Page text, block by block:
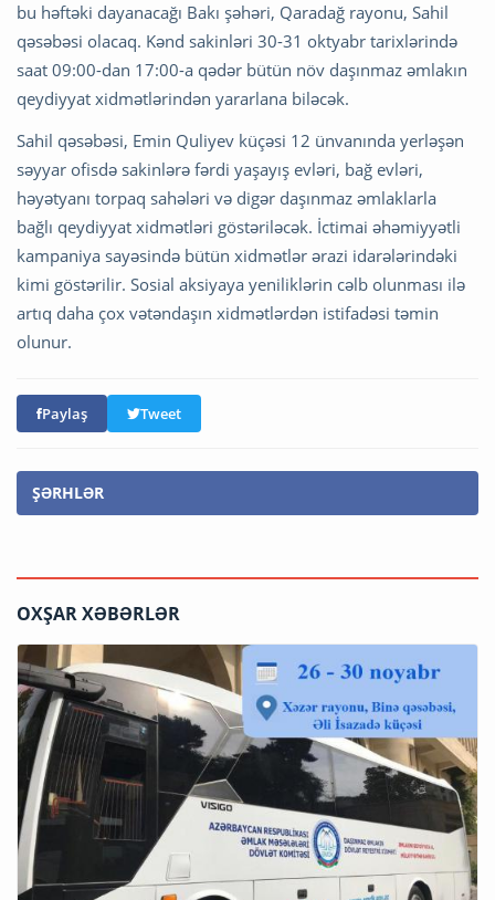
bu həftəki dayanacağı Bakı şəhəri, Qaradağ rayonu, Sahil
qəsəbəsi olacaq. Kənd sakinləri 30-31 oktyabr tarixlərində
saat 09:00-dan 17:00-a qədər bütün növ daşınmaz əmlakın
qeydiyyat xidmətlərindən yararlana biləcək.
Sahil qəsəbəsi, Emin Quliyev küçəsi 12 ünvanında yerləşən
səyyar ofisdə sakinlərə fərdi yaşayış evləri, bağ evləri,
həyətyanı torpaq sahələri və digər daşınmaz əmlaklarla
bağlı qeydiyyat xidmətləri göstəriləcək. İctimai əhəmiyyətli
kampaniya sayəsində bütün xidmətlər ərazi idarələrindəki
kimi göstərilir. Sosial aksiyaya yeniliklərin cəlb olunması ilə
artıq daha çox vətəndaşın xidmətlərdən istifadəsi təmin
olunur.
Paylaş Tweet
ŞƏRHLƏR
OXŞAR XƏBƏRLƏR